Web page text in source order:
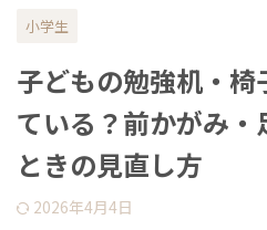
小学生
子どもの勉強机・椅
ている？前かがみ
ときの見直し方
2026年4月4日